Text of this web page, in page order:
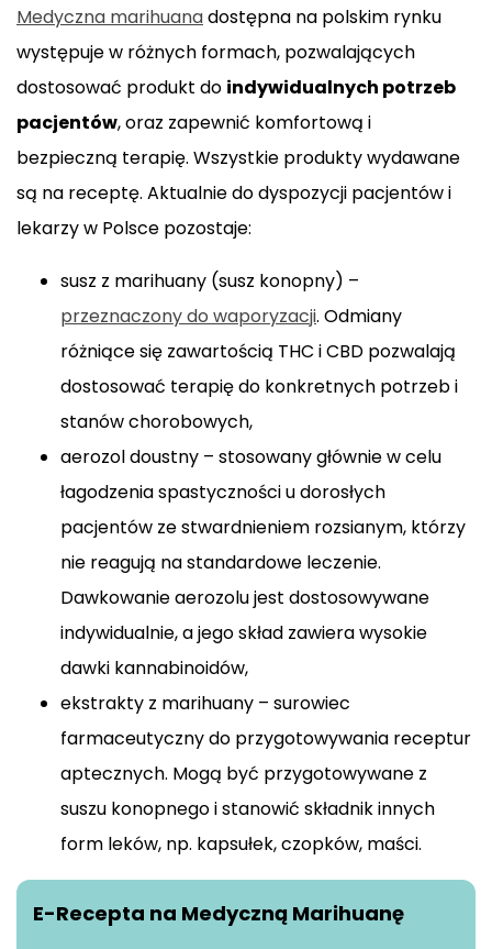
Medyczna marihuanadostępna na polskim rynku
występuje w różnych formach, pozwalających
dostosować produkt do indywidualnych potrzeb
pacjentów, oraz zapewnić komfortową i
bezpieczną terapię. Wszystkie produkty wydawane
są na receptę. Aktualnie do dyspozycji pacjentów i
lekarzy w Polsce pozostaje:
susz z marihuany (susz konopny) –
przeznaczony do waporyzacji. Odmiany
różniące się zawartością THC i CBD pozwalają
dostosować terapię do konkretnych potrzeb i
stanów chorobowych,
aerozol doustny – stosowany głównie w celu
łagodzenia spastyczności u dorosłych
pacjentów ze stwardnieniem rozsianym, którzy
nie reagują na standardowe leczenie.
Dawkowanie aerozolu jest dostosowywane
indywidualnie, a jego skład zawiera wysokie
dawki kannabinoidów,
ekstrakty z marihuany – surowiec
farmaceutyczny do przygotowywania receptur
aptecznych. Mogą być przygotowywane z
suszu konopnego i stanowić składnik innych
form leków, np. kapsułek, czopków, maści.
E-Recepta na Medyczną Marihuanę